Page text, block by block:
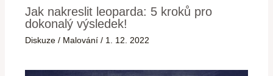
Jak nakreslit leoparda: 5 kroků pro
dokonalý výsledek!
Diskuze / Malování / 1. 12. 2022